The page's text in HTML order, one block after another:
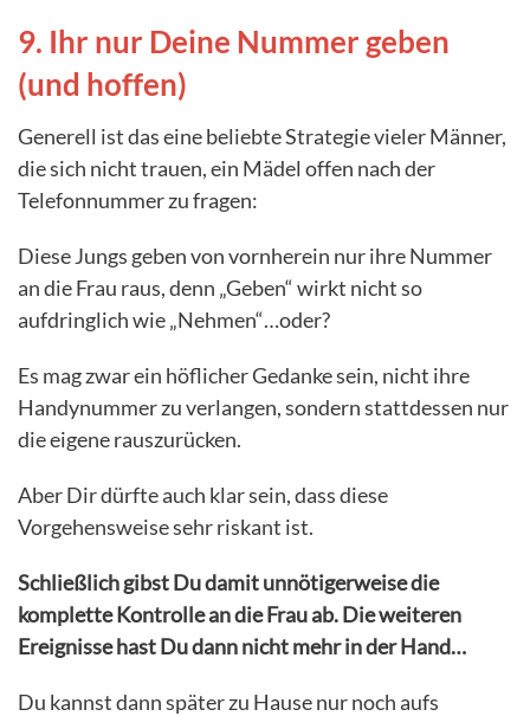
9. Ihr nur Deine Nummer geben
(und hoffen)
Generell ist das eine beliebte Strategie vieler Männer,
die sich nicht trauen, ein Mädel offen nach der
Telefonnummer zu fragen:
Diese Jungs geben von vornherein nur ihre Nummer
an die Frau raus, denn „Geben“ wirkt nicht so
aufdringlich wie „Nehmen“…oder?
Es mag zwar ein höflicher Gedanke sein, nicht ihre
Handynummer zu verlangen, sondern stattdessen nur
die eigene rauszurücken.
Aber Dir dürfte auch klar sein, dass diese
Vorgehensweise sehr riskant ist.
Schließlich gibst Du damit unnötigerweise die
komplette Kontrolle an die Frau ab. Die weiteren
Ereignisse hast Du dann nicht mehr in der Hand…
Du kannst dann später zu Hause nur noch aufs